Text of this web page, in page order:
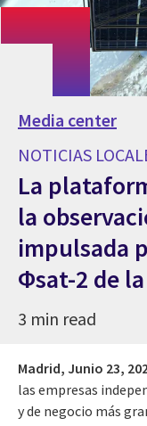
Media center
NOTICIAS
La
la
impulsada
Φsat-2 de la
3 min read
Madrid, Junio 23,
las empresas
y de negocio más